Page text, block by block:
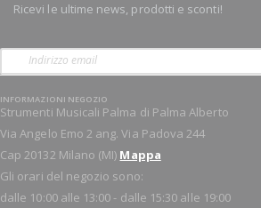
Ricevi le ultime news, prodotti e sconti!
INFORMAZIONI NEGOZIO
Strumenti Musicali Palma di Palma Alberto
Via Angelo Emo 2 ang. Via Padova 244
Cap 20132 Milano (MI) Mappa
Gli orari del negozio sono:
dalle 10:00 alle 13:00 - dalle 15:30 alle 19:00